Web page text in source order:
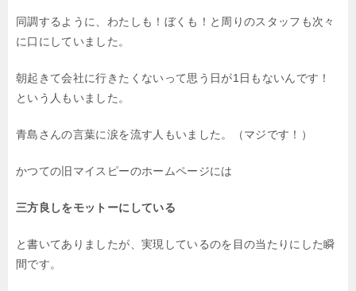
同調するように、わたしも！ぼくも！と 周りのスタッフも次々
に口にしていました。
朝起きて会社に行きたくないって思う日が1日もないんです！
という人もいました。
青島さんの言葉に涙を流す人もいました。 （マジです！）
かつての旧マイスピーのホームページには
三方良しをモットーにしている
と書いてありましたが、実現しているのを目の当たりにした瞬
間です。